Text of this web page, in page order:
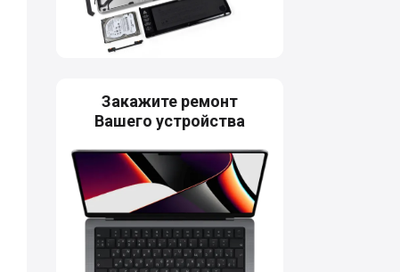
Закажите ремонт
Вашего устройства